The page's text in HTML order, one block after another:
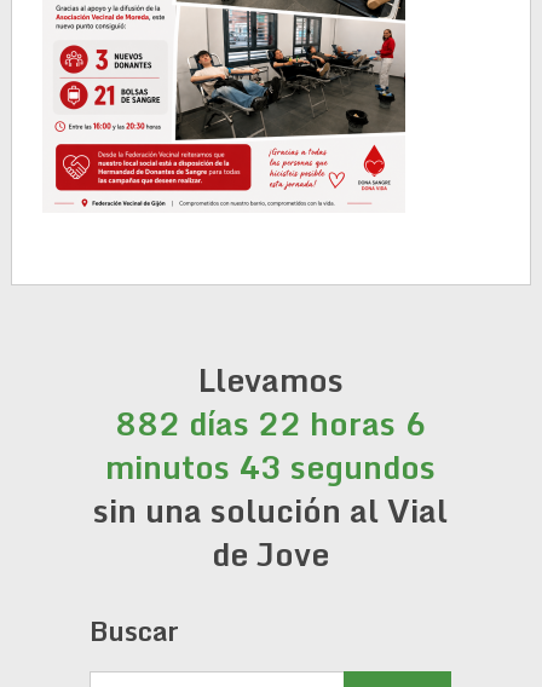
Llevamos
882 días 22 horas 6
minutos 43 segundos
sin una solución al Vial
de Jove
Buscar